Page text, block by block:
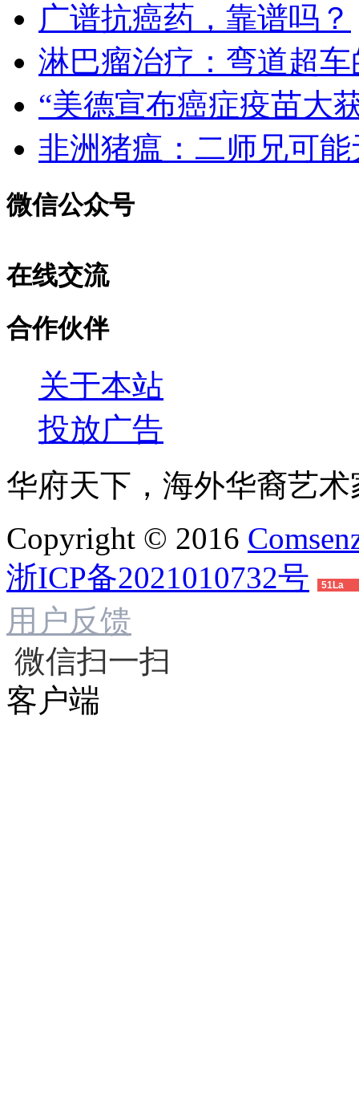
广谱抗癌药，靠谱吗？
淋巴瘤治疗：弯道超
“美德宣布癌症疫苗大
非洲猪瘟：二师兄可
微信公众号
在线交流
合作伙伴
关于本站
投放广告
华府天下，海外华裔艺
Copyright © 2016
浙ICP备2021010732号
51La
用户反馈
微信扫一扫
客户端